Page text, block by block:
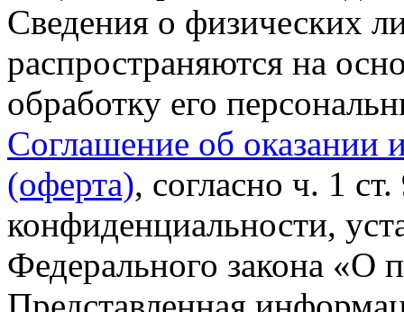
Сведения о физических
распространяются на
обработку его
Соглашение об оказании
(оферта), согласно ч. 1
конфиденциальности,
Федерального закона «О